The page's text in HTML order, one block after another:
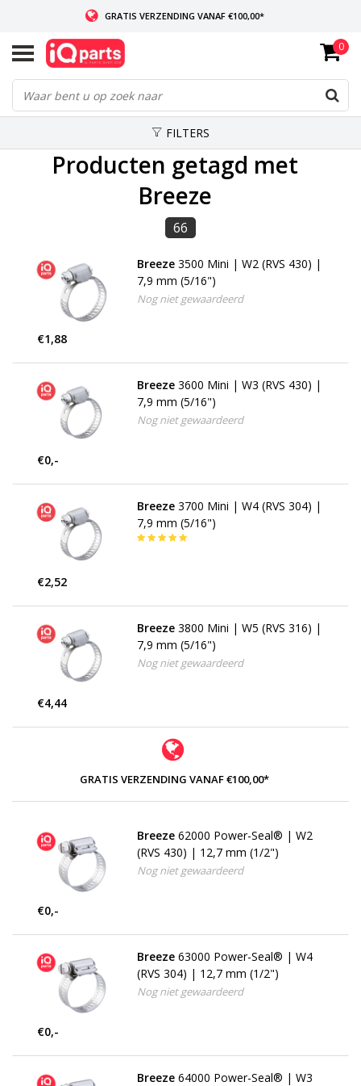
GRATIS VERZENDING VANAF €100,00*
INDIEN VOORRADIG: VOOR 14:00 BESTELD, ZELFDE DAG VERZONDEN
WERELDWIJDE LEVERING
0
FILTERS
Producten getagd met
Breeze
66
Breeze 3500 Mini | W2 (RVS 430) |
7,9 mm (5/16")
Nog niet gewaardeerd
€1,88
Breeze 3600 Mini | W3 (RVS 430) |
7,9 mm (5/16")
Nog niet gewaardeerd
€0,-
Breeze 3700 Mini | W4 (RVS 304) |
7,9 mm (5/16")
€2,52
Breeze 3800 Mini | W5 (RVS 316) |
7,9 mm (5/16")
Nog niet gewaardeerd
€4,44
GRATIS VERZENDING VANAF €100,00*
Breeze 62000 Power-Seal® | W2
(RVS 430) | 12,7 mm (1/2")
Nog niet gewaardeerd
€0,-
Breeze 63000 Power-Seal® | W4
(RVS 304) | 12,7 mm (1/2")
Nog niet gewaardeerd
€0,-
Breeze 64000 Power-Seal® | W3